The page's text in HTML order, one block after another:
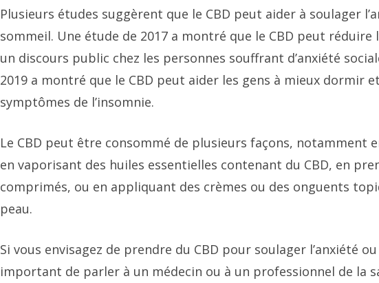
Plusieurs études suggèrent que le CBD peut aider à soulager
sommeil. Une étude de 2017 a montré que le CBD peut réduire
un discours public chez les personnes souffrant d’anxiété
2019 a montré que le CBD peut aider les gens à mieux dormir
symptômes de l’insomnie.
Le CBD peut être consommé de plusieurs façons, notamment
en vaporisant des huiles essentielles contenant du CBD, en
comprimés, ou en appliquant des crèmes ou des onguents
peau.
Si vous envisagez de prendre du CBD pour soulager l’anxiété
important de parler à un médecin ou à un professionnel de la